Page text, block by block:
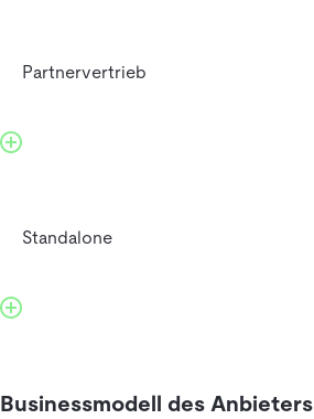
Partnervertrieb
Standalone
Businessmodell des Anbieters